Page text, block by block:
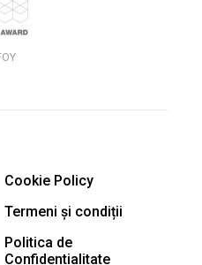
Cookie Policy
Termeni și condiții
Politica de
Confidentialitate